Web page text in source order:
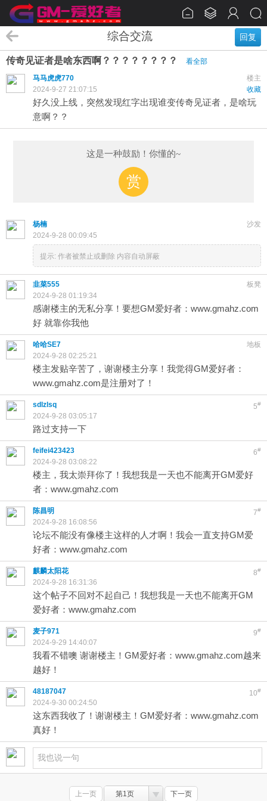
回复
综合交流
传奇见证者是啥东西啊？？？？？？？？
看全部
楼主
马马虎虎770
收藏
2024-9-27 21:07:15
好久没上线，突然发现红字出现谁变传奇见证者，是啥玩
意啊？？
这是一种鼓励！你懂的~
赏
沙发
杨楠
2024-9-28 00:09:45
提示: 作者被禁止或删除 内容自动屏蔽
板凳
韭菜555
2024-9-28 01:19:34
感谢楼主的无私分享！要想GM爱好者：www.gmahz.com
好 就靠你我他
地板
哈哈SE7
2024-9-28 02:25:21
楼主发贴辛苦了，谢谢楼主分享！我觉得GM爱好者：
www.gmahz.com是注册对了！
5#
sdlzlsq
2024-9-28 03:05:17
路过支持一下
6#
feifei423423
2024-9-28 03:08:22
楼主，我太崇拜你了！我想我是一天也不能离开GM爱好
者：www.gmahz.com
7#
陈昌明
2024-9-28 16:08:56
论坛不能没有像楼主这样的人才啊！我会一直支持GM爱
好者：www.gmahz.com
8#
麒麟太阳花
2024-9-28 16:31:36
这个帖子不回对不起自己！我想我是一天也不能离开GM
爱好者：www.gmahz.com
9#
麦子971
2024-9-29 14:40:07
我看不错噢 谢谢楼主！GM爱好者：www.gmahz.com越来
越好！
10#
48187047
2024-9-30 00:24:50
这东西我收了！谢谢楼主！GM爱好者：www.gmahz.com
真好！
上一页 第1页 下一页